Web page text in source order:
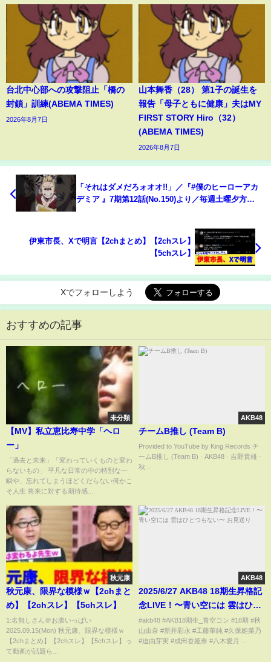
台北中心部への攻撃阻止「橋の
封鎖」訓練(ABEMA TIMES)
2026年8月7日
山本舞香（28） 第1子の誕生を
報告「母子ともに健康」夫はMY
FIRST STORY Hiro（32）
(ABEMA TIMES)
2026年8月7日
「それはダメだろォオオ!!」／『#僕のヒーローアカ
デミア 』7期第12話(No.150)より／毎週土曜夕方
伊東市長、Xで明言【2chまとめ】【2chスレ】
【5chスレ】
Xでフォローしよう
おすすめの記事
未分類
【MV】私立恵比寿中学「ヘロ
ー」
「過去と未来」「変わっていくものと変わ
らないもの」 平凡な日常の中の特別な一
瞬や、忘れてしまうほどくだらない何かこ
そ人生 将来に対する期待感...
AKB48
チームB推し (Team B)
Provided to YouTube by King Records チ
ームB推し (Team B) · AKB48 · 吉野貴雄 ·
秋...
秋元康
秋元康、限界な模様ｗ【2chまと
め】【2chスレ】【5chスレ】
1:名無しさん＠お腹いっぱい
2025.09.15(Mon) 秋元康、限界な模様ｗ
【2chまとめ】【2chスレ】【5chスレ】っ
て動画が話題ら...
AKB48
2025/6/27 AKB48 18期生昇格記
念LIVE！〜青い空には 雲はひと
つもない〜 お見送り
#akb48 #AKB18期生_青空コン #18期 #秋
山由奈 #新井彩永 #工藤華純 #久保姫菜乃
#迫由芽実 #成田香姫奈 #八木愛月 ...